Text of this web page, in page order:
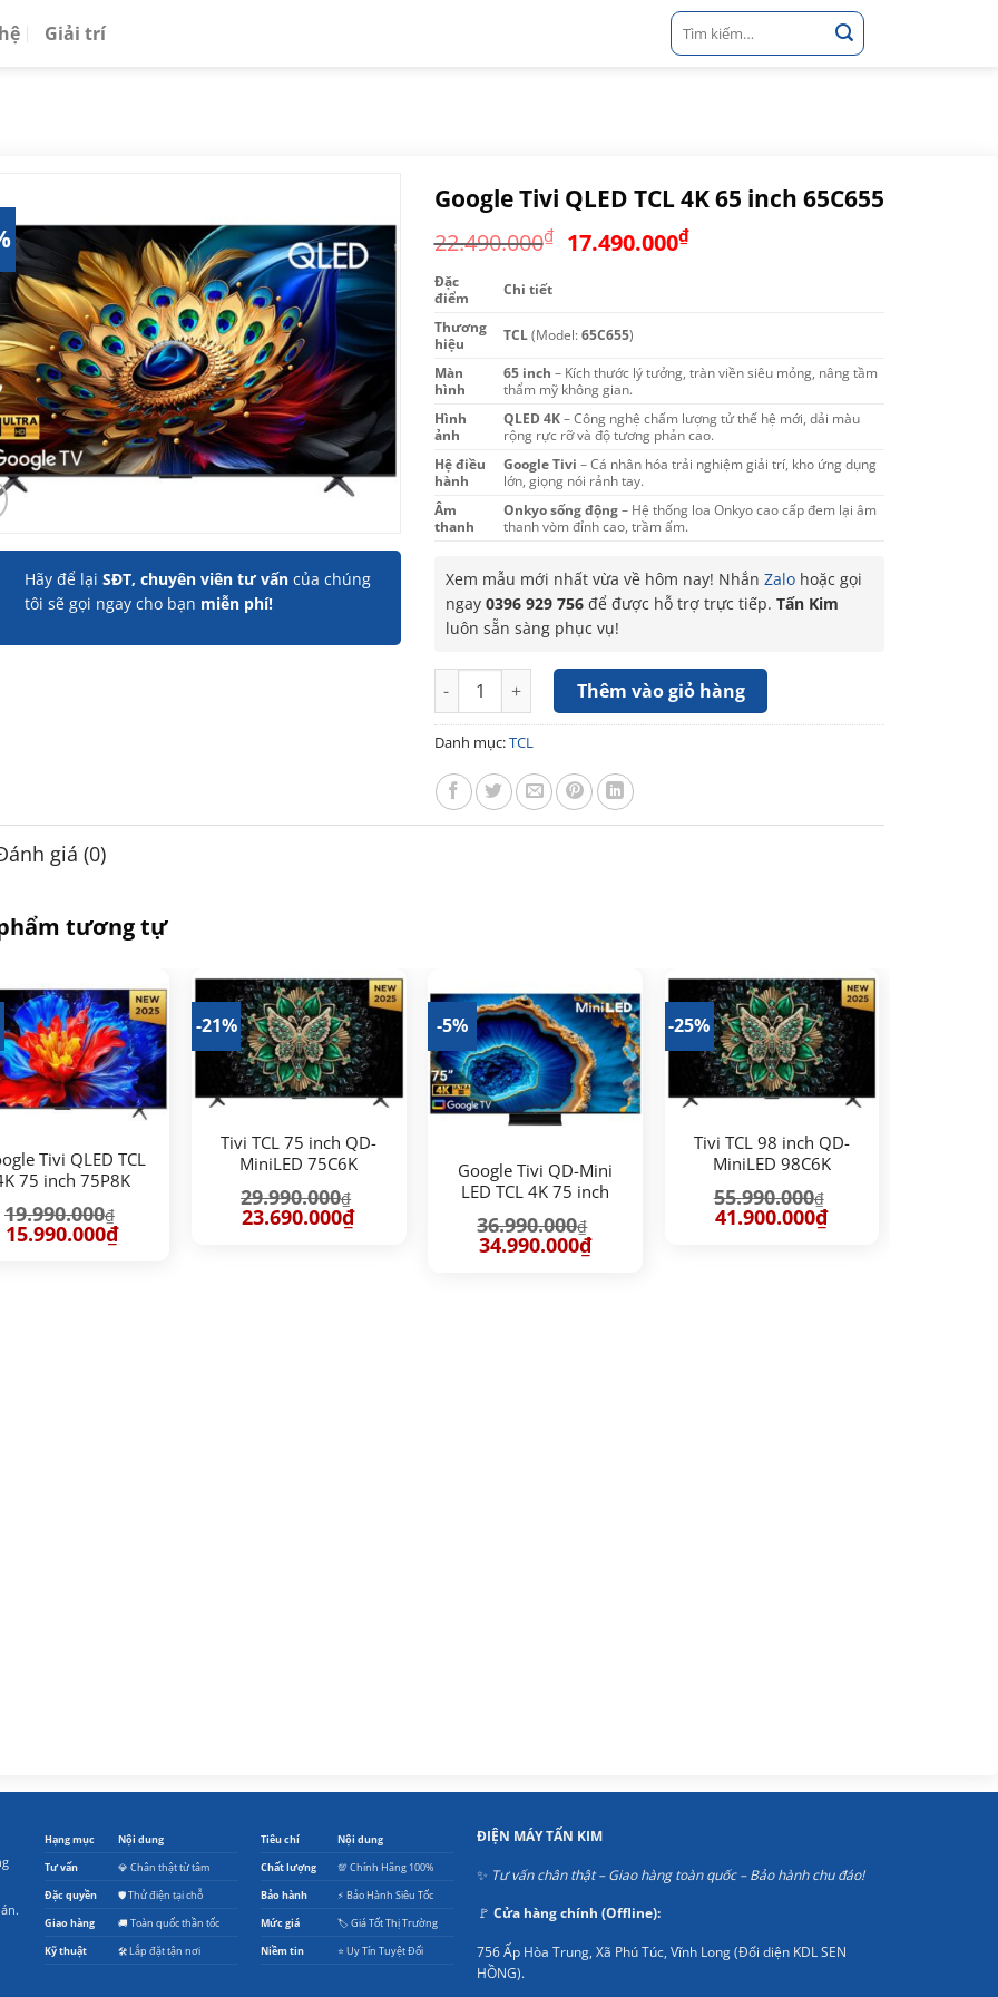
Giải trí
Tìm
kiếm:
Hãy để lại SĐT, chuyên viên tư vấn của chúng
tôi sẽ gọi ngay cho bạn miễn phí!
Google Tivi QLED TCL 4K 65 inch 65C655
22.490.000₫ Giá
17.490.000₫Giá
Đặc
điểm
Chi tiết
Thương
hiệu
TCL(Model:65C655)
Màn
hình
65 inch – Kích thước lý tưởng, tràn viền siêu mỏng, nâng tầm
thẩm mỹ không gian.
Hình
ảnh
QLED 4K– Công nghệ chấm lượng tử thế hệ mới, dải màu
rộng rực rỡ và độ tương phản cao.
Hệ điều
hành
Google Tivi – Cá nhân hóa trải nghiệm giải trí, kho ứng dụng
lớn, giọng nói rảnh tay.
Âm
thanh
Onkyo sống động– Hệ thống loa Onkyo cao cấp đem lại âm
thanh vòm đỉnh cao, trầm ấm.
Xem mẫu mới nhất vừa về hôm nay! Nhắn Zalohoặc gọi
ngay 0396 929 756để được hỗ trợ trực tiếp. Tấn Kim
luôn sẵn sàng phục vụ!
Google Tivi QLED TCL 4K 65 inch 65C655 số lượng
Thêm vào giỏ hàng
Danh mục:TCL
giá (0)
tương tự
Tivi QLED TCL
75 inch 75P8K
19.990.000₫
Giá
gốc
15.990.000₫Giá
-21%
Tivi TCL 75 inch QD-
MiniLED 75C6K
29.990.000₫
Giá
gốc
23.690.000₫Giá
-5%
Google Tivi QD-Mini
LED TCL 4K 75 inch
36.990.000₫
Giá
gốc
34.990.000₫Giá
-25%
Tivi TCL 98 inch QD-
MiniLED 98C6K
55.990.000₫
Giá
gốc
41.900.000₫Giá
Hạng mục Nội dung
Tư vấn 💎 Chân thật từ tâm
Đặc quyền 🛡️ Thử điện tại chỗ
Giao hàng 🚚 Toàn quốc thần tốc
Kỹ thuật 🛠️ Lắp đặt tận nơi
Tiêu chí Nội dung
Chất lượng 💯 Chính Hãng 100%
Bảo hành ⚡ Bảo Hành Siêu Tốc
Mức giá 🏷️ Giá Tốt Thị Trường
Niềm tin ⭐ Uy Tín Tuyệt Đối
ĐIỆN MÁY TẤN KIM
✨ Tư vấn chân thật – Giao hàng toàn quốc – Bảo hành chu đáo!
🚩 Cửa hàng chính (Offline):
756 Ấp Hòa Trung, Xã Phú Túc, Vĩnh Long (Đối diện KDL SEN
HỒNG).